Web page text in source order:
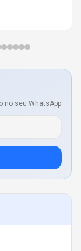
no seu WhatsApp